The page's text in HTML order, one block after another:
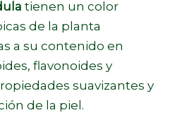
tienen un color
de la planta
a su contenido en
flavonoides y
suavizantes y
de la piel.